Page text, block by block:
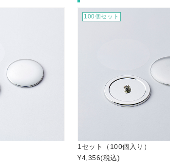
100個セット
1セット（100個入り）
¥4,356(税込)